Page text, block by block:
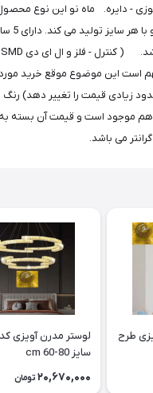
- دایره. ماه نو این نوع
مورد
مهم است این موضوع موقع خرید
حدود زیادی قیمت را تغییر دهد)
هم موجود است و قیمت آن بسته
طرح
سایز cm 60-80
20,670,000 تومان